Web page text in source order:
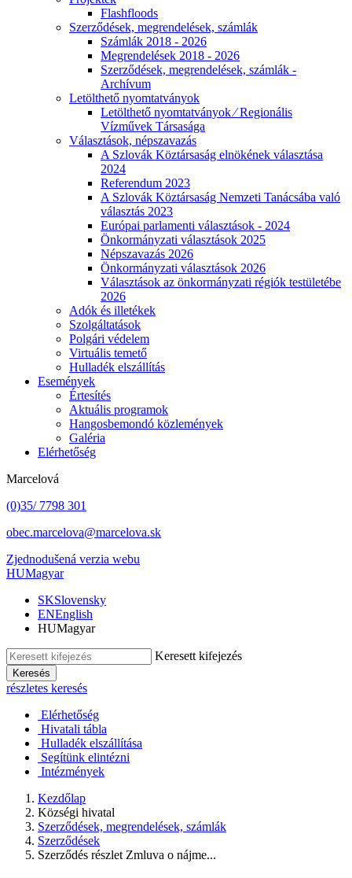
Flashfloods
Szerződések, megrendelések, számlák
Számlák 2018 - 2026
Megrendelések 2018 - 2026
Szerződések, megrendelések, számlák -
Archívum
Letölthető nyomtatványok
Letölthető nyomtatványok ⁄ Regionális
Vízművek Társasága
Választások, népszavazás
A Szlovák Köztársaság elnökének választása
2024
Referendum 2023
A Szlovák Köztársaság Nemzeti Tanácsába való
választás 2023
Európai parlamenti választások - 2024
Önkormányzati választások 2025
Népszavazás 2026
Önkormányzati választások 2026
Választások az önkormányzati régiók testületébe
2026
Adók és illetékek
Szolgáltatások
Polgári védelem
Virtuális temető
Hulladék elszállítás
Események
Értesítés
Aktuális programok
Hangosbemondó közlemények
Galéria
Elérhetőség
Marcelová
(0)35/ 7798 301
obec.marcelova@marcelova.sk
Zjednodušená verzia webu
HUMagyar
SKSlovensky
ENEnglish
HUMagyar
Keresett kifejezés
Keresés
részletes keresés
Elérhetőség
Hivatali tábla
Hulladék elszállítása
Segítünk elintézni
Intézmények
Kezdőlap
Községi hivatal
Szerződések, megrendelések, számlák
Szerződések
Szerződés részlet Zmluva o nájme...